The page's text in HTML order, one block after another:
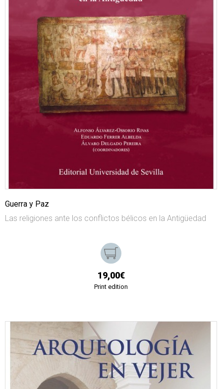
Guerra y Paz
Las religiones ante los conflictos bélicos en la Antigüedad
19,00€
Print edition